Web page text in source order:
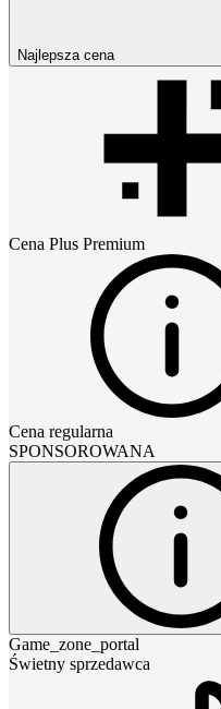
Najlepsza cena
Cena Plus Premium
Cena regularna
SPONSOROWANA
Game_zone_portal
Świetny sprzedawca